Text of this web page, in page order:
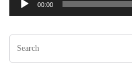
ó
00:00